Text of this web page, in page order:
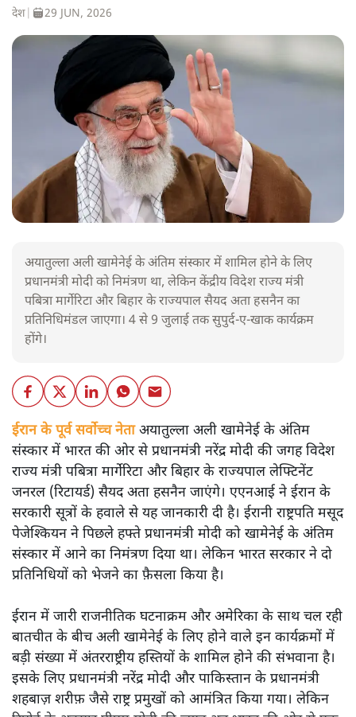
देश 29 JUN, 2026
अयातुल्ला अली खामेनेई के अंतिम संस्कार में शामिल होने के लिए
प्रधानमंत्री मोदी को निमंत्रण था, लेकिन केंद्रीय विदेश राज्य मंत्री
पबित्रा मार्गेरिटा और बिहार के राज्यपाल सैयद अता हसनैन का
प्रतिनिधिमंडल जाएगा। 4 से 9 जुलाई तक सुपुर्द-ए-खाक कार्यक्रम
होंगे।
ईरान के पूर्व सर्वोच्च नेताअयातुल्ला अली खामेनेई के अंतिम
संस्कार में भारत की ओर से प्रधानमंत्री नरेंद्र मोदी की जगह विदेश
राज्य मंत्री पबित्रा मार्गेरिटा और बिहार के राज्यपाल लेफ्टिनेंट
जनरल (रिटायर्ड) सैयद अता हसनैन जाएंगे। एएनआई ने ईरान के
सरकारी सूत्रों के हवाले से यह जानकारी दी है। ईरानी राष्ट्रपति मसूद
पेजेश्कियन ने पिछले हफ्ते प्रधानमंत्री मोदी को खामेनेई के अंतिम
संस्कार में आने का निमंत्रण दिया था। लेकिन भारत सरकार ने दो
प्रतिनिधियों को भेजने का फ़ैसला किया है।
ईरान में जारी राजनीतिक घटनाक्रम और अमेरिका के साथ चल रही
बातचीत के बीच अली खामेनेई के लिए होने वाले इन कार्यक्रमों में
बड़ी संख्या में अंतरराष्ट्रीय हस्तियों के शामिल होने की संभवाना है।
इसके लिए प्रधानमंत्री नरेंद्र मोदी और पाकिस्तान के प्रधानमंत्री
शहबाज़ शरीफ़ जैसे राष्ट्र प्रमुखों को आमंत्रित किया गया। लेकिन